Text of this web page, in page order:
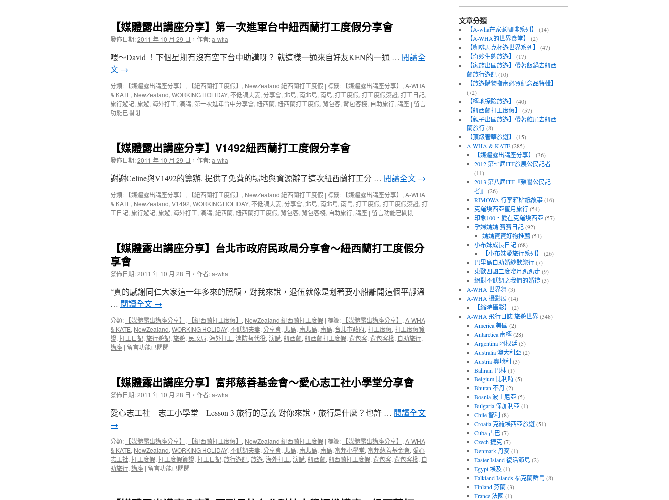
新
書
會〉
出
分
享】
第
一
場
假
享
會〉
中
【媒體露出講座分享】第一次進軍台中紐西蘭打工度假分享會
發佈日期:2011 年 10 月 29 日 ， 作者:a-wha
喂～David ！下個星期有沒有空下台中助講呀？ 就這樣一通來自好友KEN的一通 … 閱讀全
文 →
分類: 【媒體露出講座分享】 , 【紐西蘭打工度假】 , NewZealand 紐西蘭打工度假 | 標籤: 【媒體露出講座分享】 , A-WHA
& KATE, NewZealand, WORKING HOLIDAY, 不低調夫妻, 分享會, 北島, 南北島, 南島, 打工度假, 打工度假簽證, 打工日記,
旅行遊記, 旅遊, 海外打工, 演講, 第一次進軍台中分享會, 紐西蘭, 紐西蘭打工度假, 背包客, 背包客棧, 自助旅行, 講座 | 在
享】
第
一
次
紐
西
度
享
會〉
中
留言
功能已關閉
【媒體露出講座分享】V1492紐西蘭打工度假分享會
發佈日期:2011 年 10 月 29 日 ， 作者:a-wha
謝謝Celine與V1492的籌辦, 提供了免費的場地與資源辦了這次紐西蘭打工分 … 閱讀全文 →
分類: 【媒體露出講座分享】 , 【紐西蘭打工度假】 , NewZealand 紐西蘭打工度假 | 標籤: 【媒體露出講座分享】 , A-WHA
& KATE, NewZealand, V1492, WORKING HOLIDAY, 不低調夫妻, 分享會, 北島, 南北島, 南島, 打工度假, 打工度假簽證, 打
工日記, 旅行遊記, 旅遊, 海外打工, 演講, 紐西蘭, 紐西蘭打工度假, 背包客, 背包客棧, 自助旅行, 講座 | 在
出
V1492
蘭
打
工
會〉
留言功能已關閉
【媒體露出講座分享】台北市政府民政局分享會～紐西蘭打工度假分
享會
發佈日期:2011 年 10 月 28 日 ， 作者:a-wha
“真的感謝同仁大家這一年多來的照顧，對我來說，退伍就像是划著要小船離開這個平靜溫
… 閱讀全文 →
分類: 【媒體露出講座分享】 , 【紐西蘭打工度假】 , NewZealand 紐西蘭打工度假 | 標籤: 【媒體露出講座分享】 , A-WHA
& KATE, NewZealand, WORKING HOLIDAY, 不低調夫妻, 分享會, 北島, 南北島, 南島, 台北市政府, 打工度假, 打工度假簽
證, 打工日記, 旅行遊記, 旅遊, 民政局, 海外打工, 消防替代役, 演講, 紐西蘭, 紐西蘭打工度假, 背包客, 背包客棧, 自助旅行,
講座 | 在
出
講
座
分
享】
市
政
府
民
留言功能已關閉
【媒體露出講座分享】富邦慈善基金會～愛心志工社小學堂分享會
發佈日期:2011 年 10 月 28 日 ， 作者:a-wha
愛心志工社 志工小學堂 Lesson 3 旅行的意義 對你來說，旅行是什麼？也許 … 閱讀全文
→
分類: 【媒體露出講座分享】 , 【紐西蘭打工度假】 , NewZealand 紐西蘭打工度假 | 標籤: 【媒體露出講座分享】 , A-WHA
& KATE, NewZealand, WORKING HOLIDAY, 不低調夫妻, 分享會, 北島, 南北島, 南島, 富邦小學堂, 富邦慈善基金會, 愛心
志工社, 打工度假, 打工度假簽證, 打工日記, 旅行遊記, 旅遊, 海外打工, 演講, 紐西蘭, 紐西蘭打工度假, 背包客, 背包客棧, 自
助旅行, 講座 | 在
留言功能已關閉
文章分類
【A-wha在家煮咖啡系列】
(14)
【A-WHA的世界食堂】
(2)
【咖啡馬克杯遊世界系列】
(47)
【奇妙生態旅遊】
(17)
【家族出國旅遊】帶著飯鍋去紐西
蘭旅行遊記(10)
【旅遊購物指南必買紀念品特輯】
(72)
【極地探險旅遊】
(40)
【紐西蘭打工度假】
(57)
【親子出國旅遊】帶著維尼去紐西
蘭旅行(8)
【頂級奢華旅遊】
(15)
A-WHA & KATE(285)
【媒體露出講座分享】
(36)
2012 第七屆ITF旅展公民記者
(11)
2013 第八屆ITF『榮譽公民記
者』
(26)
RIMOWA 行李箱貼紙故事(16)
克羅埃西亞蜜月旅行(54)
印象100‧愛在克羅埃西亞 (57)
孕婦媽媽 寶寶日記(92)
媽媽寶寶好物推薦(51)
小布妹成長日記(68)
【小布妹愛旅行系列】
(26)
巴里島自助婚紗歡樂行(7)
東歐四國二度蜜月趴趴走(9)
絕對不低調之我們的婚禮(3)
A-WHA 世界舞(3)
A-WHA 攝影展(14)
【縮時攝影】
(2)
A-WHA 飛行日誌 旅遊世界(348)
America 美國 (2)
Antarctica 南極(28)
Argentina 阿根廷(5)
Australia 澳大利亞 (2)
Austria 奧地利 (3)
Bahrain 巴林(1)
Belgium 比利時(5)
Bhutan 不丹(2)
Bosnia 波士尼亞 (5)
Bulgaria 保加利亞 (1)
Chile 智利 (8)
Croatia 克羅埃西亞旅遊(51)
Cuba 古巴(7)
Czech 捷克(7)
Denmark 丹麥(1)
Easter Island 復活節島(2)
Egypt 埃及 (1)
Falkland Islands 福克蘭群島(8)
Finland 芬蘭(3)
France 法國 (1)